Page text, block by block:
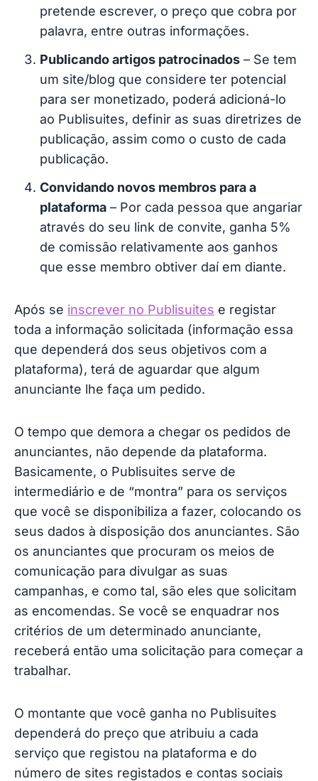
pretende escrever, o preço que cobra por
palavra, entre outras informações.
Publicando artigos patrocinados – Se tem
um site/blog que considere ter potencial
para ser monetizado, poderá adicioná-lo
ao Publisuites, definir as suas diretrizes de
publicação, assim como o custo de cada
publicação.
Convidando novos membros para a
plataforma – Por cada pessoa que angariar
através do seu link de convite, ganha 5%
de comissão relativamente aos ganhos
que esse membro obtiver daí em diante.
Após se inscrever no Publisuites e registar
toda a informação solicitada (informação essa
que dependerá dos seus objetivos com a
plataforma), terá de aguardar que algum
anunciante lhe faça um pedido.
O tempo que demora a chegar os pedidos de
anunciantes, não depende da plataforma.
Basicamente, o Publisuites serve de
intermediário e de “montra” para os serviços
que você se disponibiliza a fazer, colocando os
seus dados à disposição dos anunciantes. São
os anunciantes que procuram os meios de
comunicação para divulgar as suas
campanhas, e como tal, são eles que solicitam
as encomendas. Se você se enquadrar nos
critérios de um determinado anunciante,
receberá então uma solicitação para começar a
trabalhar.
O montante que você ganha no Publisuites
dependerá do preço que atribuiu a cada
serviço que registou na plataforma e do
número de sites registados e contas sociais